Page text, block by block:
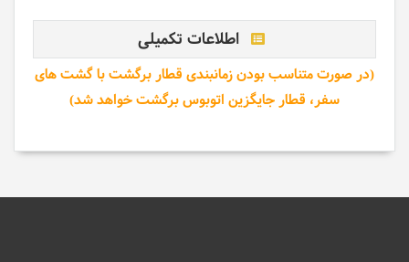
اطلاعات تکمیلی
(در صورت متناسب بودن زمانبندی قطار برگشت با گشت های
سفر، قطار جایگزین اتوبوس برگشت خواهد شد)